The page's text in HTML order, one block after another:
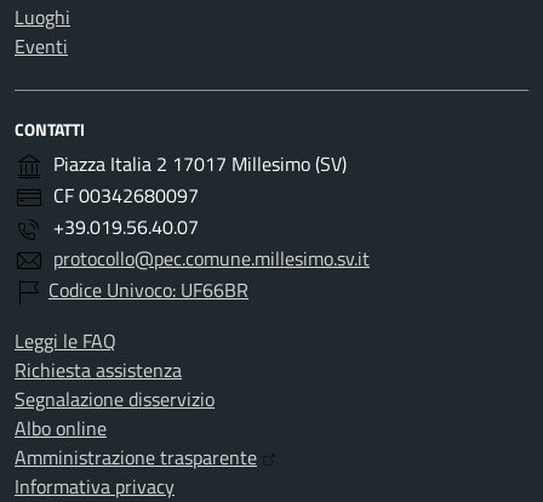
Luoghi
Eventi
CONTATTI
Piazza Italia 2 17017 Millesimo (SV)
CF 00342680097
+39.019.56.40.07
protocollo@pec.comune.millesimo.sv.it
Codice Univoco: UF66BR
Leggi le FAQ
Richiesta assistenza
Segnalazione disservizio
Albo online
Amministrazione trasparente
Informativa privacy